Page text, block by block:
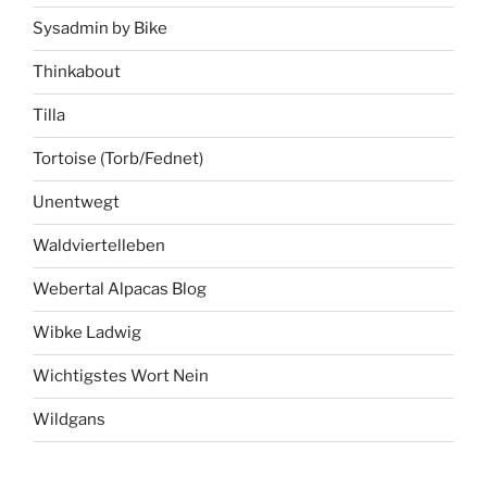
Sysadmin by Bike
Thinkabout
Tilla
Tortoise (Torb/Fednet)
Unentwegt
Waldviertelleben
Webertal Alpacas Blog
Wibke Ladwig
Wichtigstes Wort Nein
Wildgans